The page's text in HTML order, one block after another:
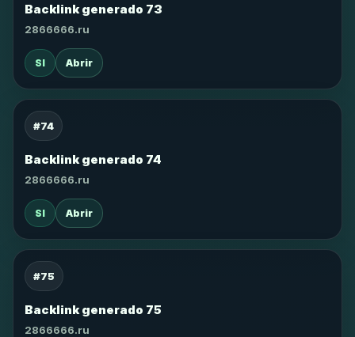
Backlink generado 73
2866666.ru
SI Abrir
#74
Backlink generado 74
2866666.ru
SI Abrir
#75
Backlink generado 75
2866666.ru